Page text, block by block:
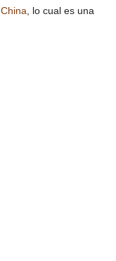
China , lo cual es una